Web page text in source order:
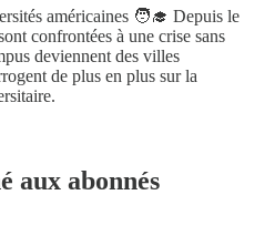
américaines 🧑‍🎓 Depuis le
confrontées à une crise sans
deviennent des villes
de plus en plus sur la
aux abonnés